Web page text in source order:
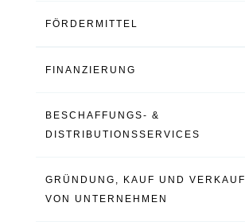
FÖRDERMITTEL
FINANZIERUNG
BESCHAFFUNGS- &
DISTRIBUTIONSSERVICES
GRÜNDUNG, KAUF UND VERKAUF
VON UNTERNEHMEN